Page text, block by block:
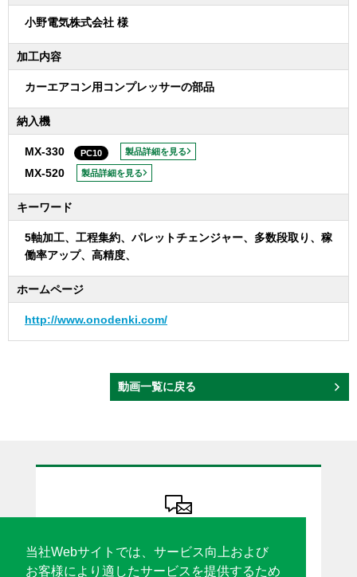
当社Webサイトでは、サービス向上および
お客様により適したサービスを提供するため
小野電気株式会社 様
加工内容
カーエアコン用コンプレッサーの部品
納入機
MX-330 PC10 製品詳細を見る
MX-520 製品詳細を見る
キーワード
5軸加工、工程集約、パレットチェンジャー、多数段取り、稼
働率アップ、高精度、
ホームページ
http://www.onodenki.com/
動画一覧に戻る
カタログ請求・見積依頼 etc
お気軽にお問合せください